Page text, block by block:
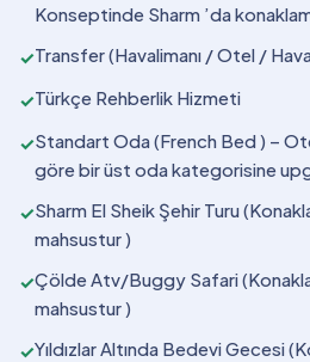
Konseptinde Sharm ’da
✓Transfer (Havalimanı / Otel /
✓Türkçe Rehberlik Hizmeti
✓Standart Oda (French Bed ) –
göre bir üst oda kategorisine
✓Sharm El Sheik Şehir Turu
mahsustur )
✓Çölde Atv/Buggy Safari
mahsustur )
✓Yıldızlar Altında Bedevi Gecesi